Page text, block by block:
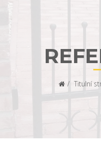
Titulní